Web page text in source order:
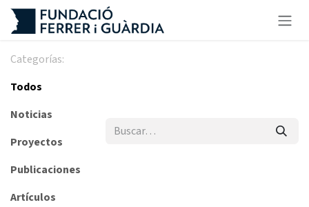
Ir al contenido
Categorías:
Todos
Noticias
Proyectos
Publicaciones
Artículos